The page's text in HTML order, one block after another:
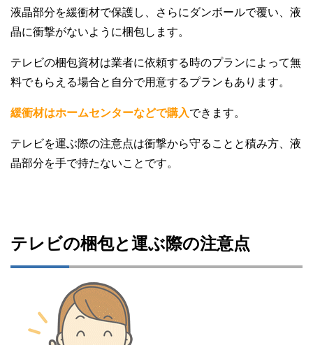
液晶部分を緩衝材で保護し、さらにダンボールで覆い、液
晶に衝撃がないように梱包します。
テレビの梱包資材は業者に依頼する時のプランによって無
料でもらえる場合と自分で用意するプランもあります。
緩衝材はホームセンターなどで購入できます。
テレビを運ぶ際の注意点は衝撃から守ることと積み方、液
晶部分を手で持たないことです。
テレビの梱包と運ぶ際の注意点